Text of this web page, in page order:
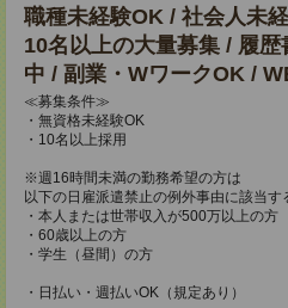
職種未経験OK / 社会人未
10名以上の大量募集 / 履
中 / 副業・WワークOK /
≪募集条件≫
・無資格未経験OK
・10名以上採用
※週16時間未満の勤務希望の方は
以下の日雇派遣禁止の例外事由に該当す
・本人または世帯収入が500万以上の方
・60歳以上の方
・学生（昼間）の方
・日払い・週払いOK（規定あり）